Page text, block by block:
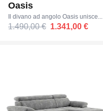
Oasis
Il divano ad angolo Oasis unisce...
1.490,00 € 1.341,00 €